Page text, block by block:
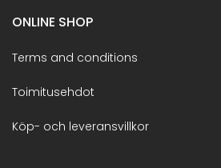
ONLINE SHOP
Terms and conditions
Toimitusehdot
Köp- och leveransvillkor